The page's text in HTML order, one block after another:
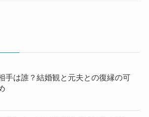
手は誰？結婚観と元夫との復縁の可